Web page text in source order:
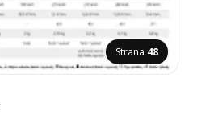
Strana 48